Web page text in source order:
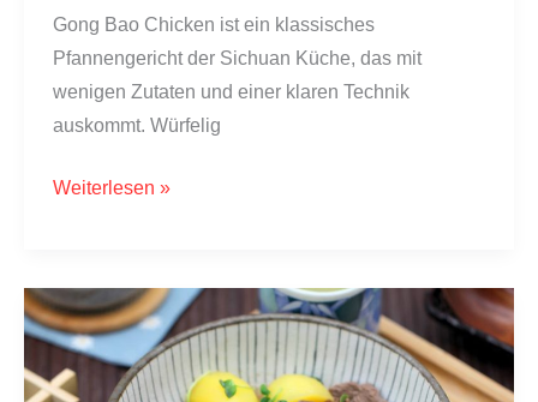
Gong Bao Chicken ist ein klassisches
Pfannengericht der Sichuan Küche, das mit
wenigen Zutaten und einer klaren Technik
auskommt. Würfelig
Gong
selber
machen:
Klassisches
Kung
Weiterlesen »